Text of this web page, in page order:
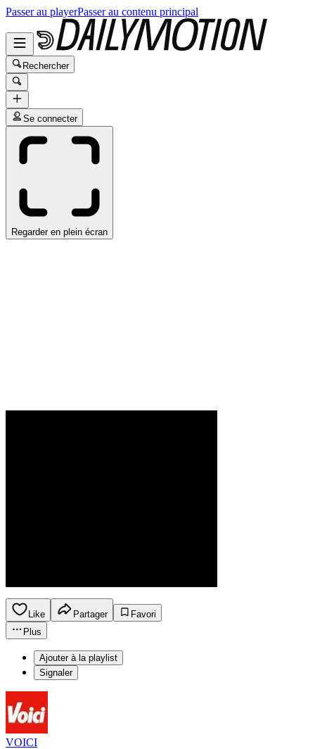
Passer au playerPasser au contenu principal
Rechercher
Se connecter
Regarder en plein écran
Like Partager
Favori
Plus
Ajouter à la playlist
Signaler
VOICI